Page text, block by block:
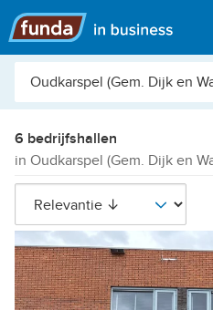
Hoofdmenu
Plaats,
etc.
6 bedrijfshallen
in Oudkarspel (Gem. Dijk en